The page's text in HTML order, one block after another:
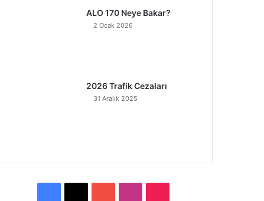
ALO 170 Neye Bakar?
2 Ocak 2026
2026 Trafik Cezaları
31 Aralık 2025